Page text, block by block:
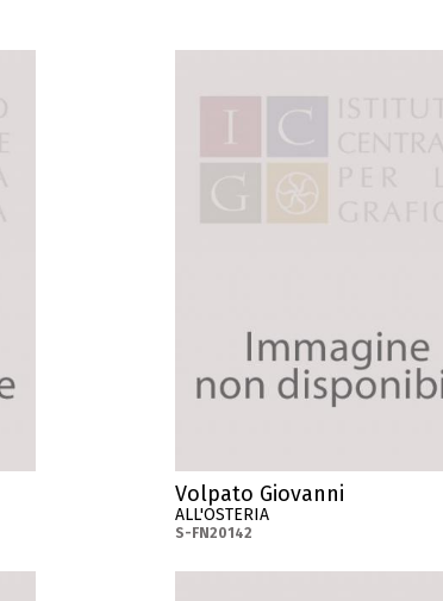
Volpato Giovanni
ALL'OSTERIA
S-FN20142